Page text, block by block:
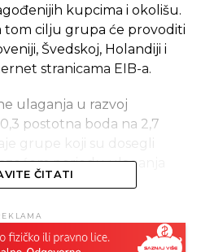
kupcima i okolišu.
tom cilju grupa će provoditi
Švedskoj, Holandiji i
stranicama EIB-a.
ulaganja u razvoj
postotna boda na 2,7
grupe koji su dosegli
periodu ulaganja
protivi kreditu EIB-a
eura prihvatila prošle
ČITATI